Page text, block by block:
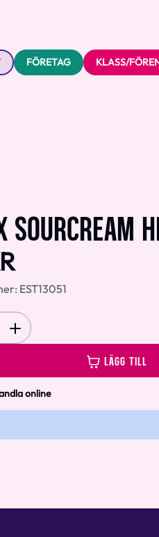
FÖRETAG KLASS/
SOURCREAM
EST13051
LÄGG TILL
online